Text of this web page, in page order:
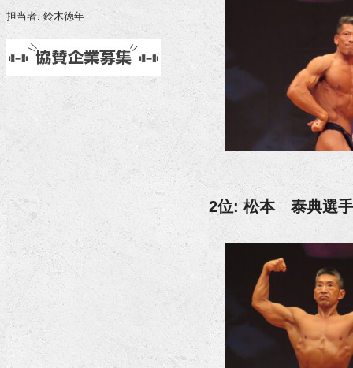
担当者. 鈴木徳年
2位: 松本 泰典選手